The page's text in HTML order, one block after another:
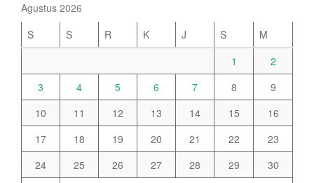
Agustus 2026
S
S R K J S
M
1
2
3
4 5 6 7 8
9
10
11 12 13 14 15
16
17
18 19 20 21 22
23
24
25 26 27 28 29
30